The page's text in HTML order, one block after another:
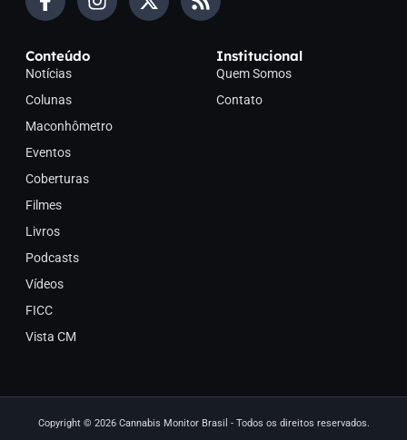
Conteúdo
Notícias
Colunas
Maconhômetro
Eventos
Coberturas
Filmes
Livros
Podcasts
Vídeos
FICC
Vista CM
Institucional
Quem Somos
Contato
Copyright © 2026 Cannabis Monitor Brasil - Todos os direitos reservados.